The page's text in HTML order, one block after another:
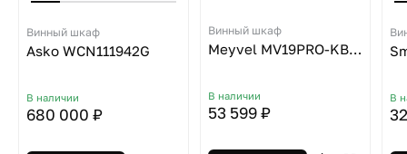
Винный шкаф
Asko WCN111942G
В наличии
680 000 ₽
Винный шкаф
Meyvel MV19PRO-KBB1
В наличии
53 599 ₽
В